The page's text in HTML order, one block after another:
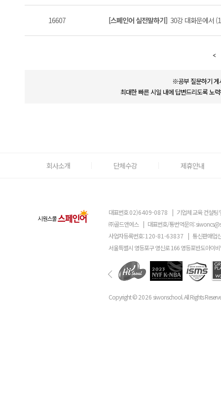
16607 [스페인어 실전말하기] 30강 대화문에서
※공부 질문하기 게
최대한 빠른 시일 내에 답변드리도록 노
회사소개 단체수강 제휴안내
대표번호02)6409-0878 | 기업체 교육 컨설팅
㈜골드앤에스 | 대표번호/통번역문의:
사업자등록번호:120-81-63837 | 통신판매업
서울특별시 영등포구 영신로 166 영등포반도아이
Copyright ©2026 siwonschool. All Rights